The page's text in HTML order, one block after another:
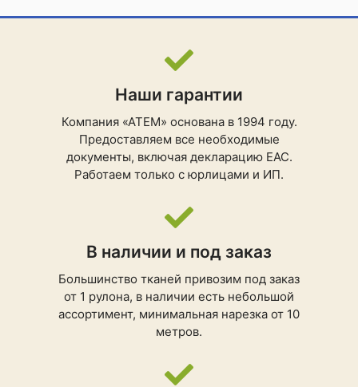
Наши гарантии
Компания «АТЕМ» основана в 1994 году.
Предоставляем все необходимые
документы, включая декларацию ЕАС.
Работаем только с юрлицами и ИП.
В наличии и под заказ
Большинство тканей привозим под заказ
от 1 рулона, в наличии есть небольшой
ассортимент, минимальная нарезка от 10
метров.